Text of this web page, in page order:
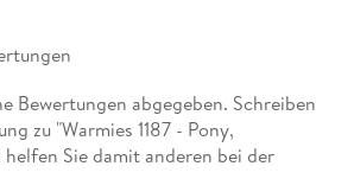
Bewertungen abgegeben. Schreiben
zu "Warmies 1187 - Pony,
Sie damit anderen bei der